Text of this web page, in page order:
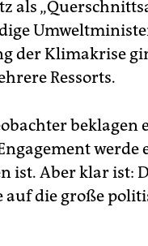
als
der Klimakrise
Ressorts.
beklagen
werde
ist. Aber klar ist:
auf die große